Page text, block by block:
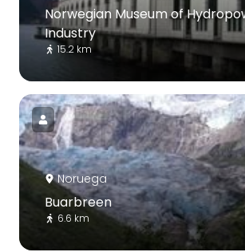
Norwegian Museum of
Industry
15.2 km
Noruega
Buarbreen
6.6 km